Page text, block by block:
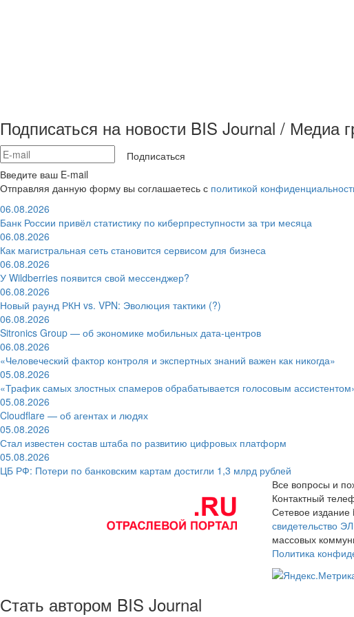
Подписаться на новости BIS Journal / Медиа
Подписаться
Введите ваш E-mail
Отправляя данную форму вы соглашаетесь с политикой
06.08.2026
Банк России привёл статистику по киберпреступности за три месяца
06.08.2026
Как магистральная сеть становится сервисом для бизнеса
06.08.2026
У Wildberries появится свой мессенджер?
06.08.2026
Новый раунд РКН vs. VPN: Эволюция тактики (?)
06.08.2026
Sitronics Group — об экономике мобильных дата-центров
06.08.2026
«Человеческий фактор контроля и экспертных знаний важен как никогда»
05.08.2026
«Трафик самых злостных спамеров обрабатывается голосовым
05.08.2026
Cloudflare — об агентах и людях
05.08.2026
Стал известен состав штаба по развитию цифровых платформ
05.08.2026
ЦБ РФ: Потери по банковским картам достигли 1,3 млрд рублей
Все вопросы и
Контактный
Сетевое издание
свидетельство
массовых
Политика
Стать автором BIS Journal